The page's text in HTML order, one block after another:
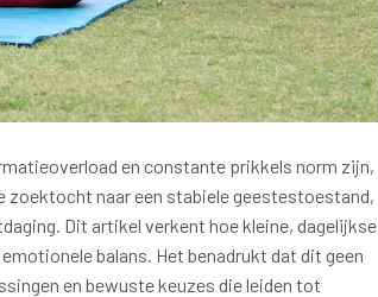
en constante prikkels norm zijn,
zoektocht naar een stabiele geestestoestand,
Dit artikel verkent hoe kleine, dagelijkse
balans. Het benadrukt dat dit geen
en bewuste keuzes die leiden tot